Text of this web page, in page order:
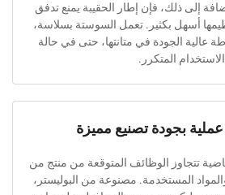
إطار الحقيبة يمنع تدفق
تعمل السوستة بسلاسة،
في متانتها، حتى في حالة
تصنيع مميزة
المتوقعة من منتج من
مصنوعة من البوليستر،